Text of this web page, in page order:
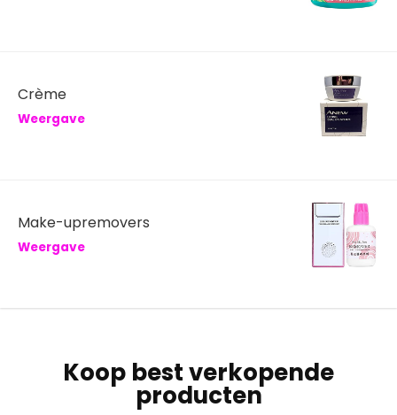
Crème
Weergave
Make-upremovers
Weergave
Koop best verkopende
producten